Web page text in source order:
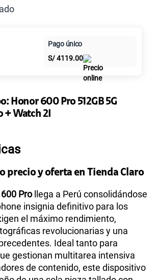
125GBen alta velocidad
S/ 79.90
50% dto. x 6 meses
S/ 95.90 S/47.95
Cuotas Claro
Pago único
S/4119.00
Honor 600 Pro 512GB 5G
+ Watch 2I
precio y oferta en Tienda Claro
Prollega a Perú consolidándose
insignia definitivo para los
el máximo rendimiento,
revolucionarias y una
Ideal tanto para
gestionan multitarea intensiva
de contenido, este dispositivo